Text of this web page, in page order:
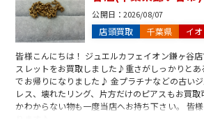
公開日： 2026/08/07
店頭買取 千葉県 イ
皆様こんにちは！ ジュエルカフェイオン鎌ヶ谷
スレットをお買取しました♪重さがしっかりと
でお帰りになりました♪ 金プラチナなどの古い
レス、壊れたリング、片方だけのピアスもお買取
かわからない物も一度当店へお持ち下さい。 皆